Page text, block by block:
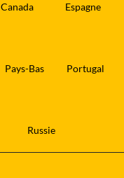
Canada Espagne
Pays-Bas Portugal
Russie